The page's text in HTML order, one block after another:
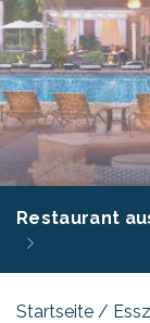
Restaurant
Startseite /